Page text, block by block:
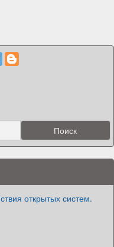
открытых систем.